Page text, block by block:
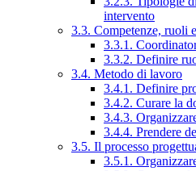
intervento
3.3. Competenze, ruoli
3.3.1.
3.3.2. Definire
3.4. Metodo di lavoro
3.4.1. Definire
3.4.2. Curare la
3.4.3.
3.4.4. Prendere
3.5. Il processo
3.5.1.